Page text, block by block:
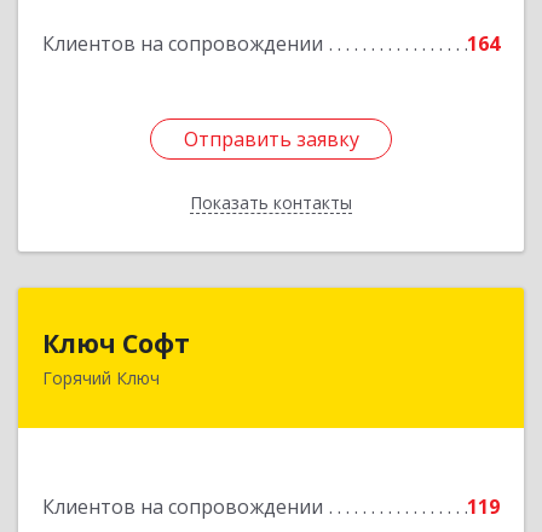
Клиентов на сопровождении 164
Отправить заявку
Показать контакты
Отправить заявку
Назад
Ключ Софт
Горячий Ключ
Клиентов на сопровождении
119
353287, Краснодарский край, Горячий Ключ г,